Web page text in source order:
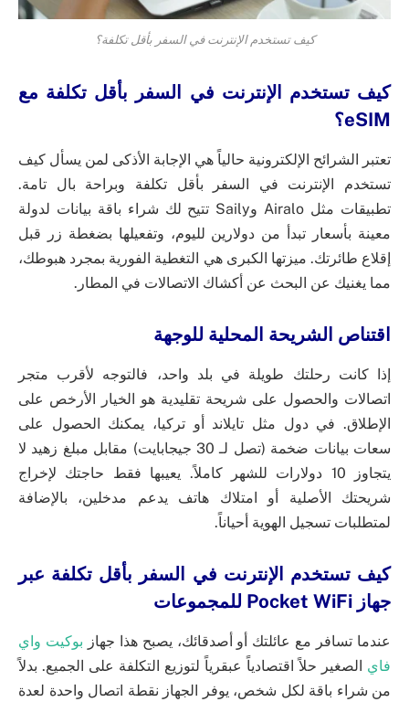
كيف تستخدم الإنترنت في السفر بأقل تكلفة؟
كيف تستخدم الإنترنت في السفر بأقل تكلفة مع
eSIM؟
تعتبر الشرائح الإلكترونية حالياً هي الإجابة الأذكى لمن يسأل كيف
تستخدم الإنترنت في السفر بأقل تكلفة وبراحة بال تامة.
تطبيقات مثل Airalo وSaily تتيح لك شراء باقة بيانات لدولة
معينة بأسعار تبدأ من دولارين لليوم، وتفعيلها بضغطة زر قبل
إقلاع طائرتك. ميزتها الكبرى هي التغطية الفورية بمجرد هبوطك،
مما يغنيك عن البحث عن أكشاك الاتصالات في المطار.
اقتناص الشريحة المحلية للوجهة
إذا كانت رحلتك طويلة في بلد واحد، فالتوجه لأقرب متجر
اتصالات والحصول على شريحة تقليدية هو الخيار الأرخص على
الإطلاق. في دول مثل تايلاند أو تركيا، يمكنك الحصول على
سعات بيانات ضخمة (تصل لـ 30 جيجابايت) مقابل مبلغ زهيد لا
يتجاوز 10 دولارات للشهر كاملاً. يعيبها فقط حاجتك لإخراج
شريحتك الأصلية أو امتلاك هاتف يدعم مدخلين، بالإضافة
لمتطلبات تسجيل الهوية أحياناً.
كيف تستخدم الإنترنت في السفر بأقل تكلفة عبر
جهاز Pocket WiFi للمجموعات
عندما تسافر مع عائلتك أو أصدقائك، يصبح هذا جهاز بوكيت واي
فاي الصغير حلاً اقتصادياً عبقرياً لتوزيع التكلفة على الجميع. بدلاً
من شراء باقة لكل شخص، يوفر الجهاز نقطة اتصال واحدة لعدة